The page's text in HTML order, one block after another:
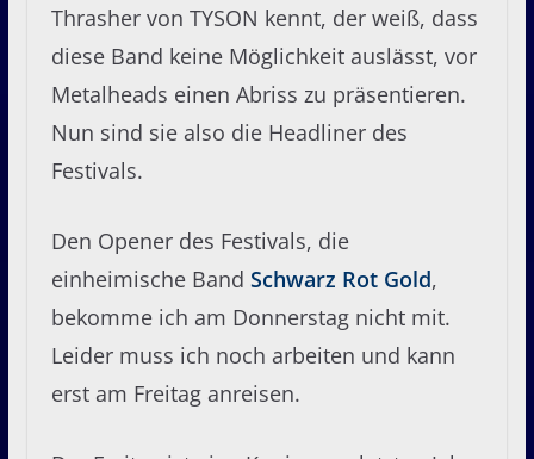
Thrasher von TYSON kennt, der weiß, dass
diese Band keine Möglichkeit auslässt, vor
Metalheads einen Abriss zu präsentieren.
Nun sind sie also die Headliner des
Festivals.
Den Opener des Festivals, die
einheimische Band Schwarz Rot Gold,
bekomme ich am Donnerstag nicht mit.
Leider muss ich noch arbeiten und kann
erst am Freitag anreisen.